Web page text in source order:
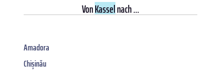
VonKasselnach ...
Amadora
Chișinău